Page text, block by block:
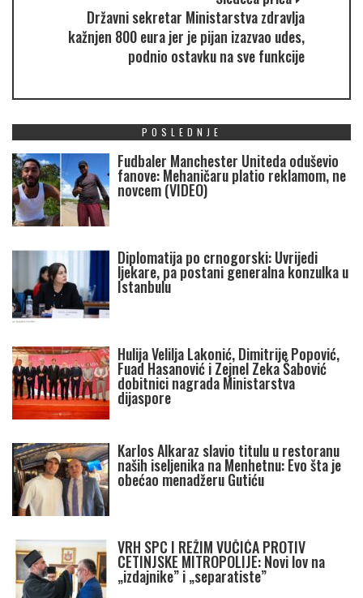
Državni sekretar Ministarstva zdravlja
kažnjen 800 eura jer je pijan izazvao udes,
podnio ostavku na sve funkcije
POSLEDNJE
Fudbaler Manchester Uniteda oduševio
fanove: Mehaničaru platio reklamom, ne
novcem (VIDEO)
Diplomatija po crnogorski: Uvrijedi
ljekare, pa postani generalna konzulka u
Istanbulu
Hulija Velilja Lakonić, Dimitrije Popović,
Fuad Hasanović i Zejnel Zeka Šabović
dobitnici nagrada Ministarstva
dijaspore
Karlos Alkaraz slavio titulu u restoranu
naših iseljenika na Menhetnu: Evo šta je
obećao menadžeru Gutiću
VRH SPC I REŽIM VUČIĆA PROTIV
CETINJSKE MITROPOLIJE: Novi lov na
„izdajnike” i „separatiste”